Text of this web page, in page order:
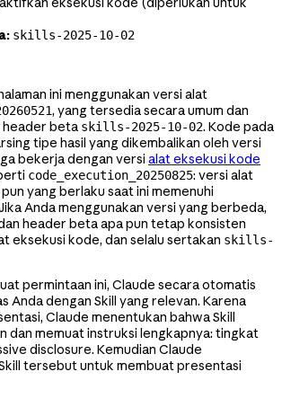
skills-2025-10-02
ini menggunakan versi alat
, yang tersedia secara umum dan
header beta skills-2025-10-02. Kode pada
tipe hasil yang dikembalikan oleh versi
bekerja dengan versi alat eksekusi kode
code_execution_20250825: versi alat
yang berlaku saat ini memenuhi
Anda menggunakan versi yang berbeda,
header beta apa pun tetap konsisten
eksekusi kode, dan selalu sertakan skills-
permintaan ini, Claude secara otomatis
Anda dengan Skill yang relevan. Karena
Claude menentukan bahwa Skill
dan memuat instruksi lengkapnya: tingkat
disclosure. Kemudian Claude
tersebut untuk membuat presentasi